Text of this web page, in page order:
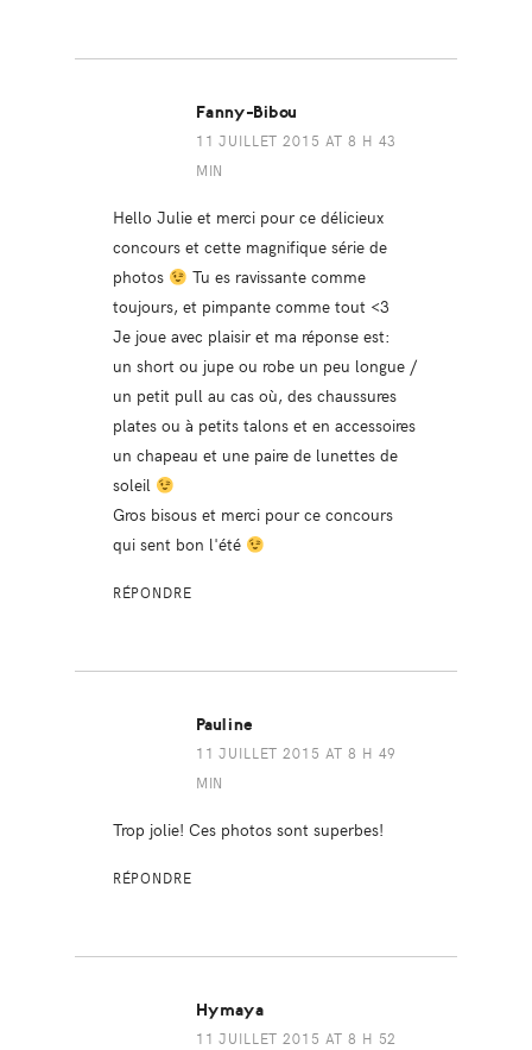
Fanny-Bibou
11 JUILLET 2015 AT 8 H 43
MIN
Hello Julie et merci pour ce délicieux
concours et cette magnifique série de
photos
Tu es ravissante comme
toujours, et pimpante comme tout <3
Je joue avec plaisir et ma réponse est:
un short ou jupe ou robe un peu longue /
un petit pull au cas où, des chaussures
plates ou à petits talons et en accessoires
un chapeau et une paire de lunettes de
soleil
Gros bisous et merci pour ce concours
qui sent bon l'été
RÉPONDRE
Pauline
11 JUILLET 2015 AT 8 H 49
MIN
Trop jolie! Ces photos sont superbes!
RÉPONDRE
Hymaya
11 JUILLET 2015 AT 8 H 52